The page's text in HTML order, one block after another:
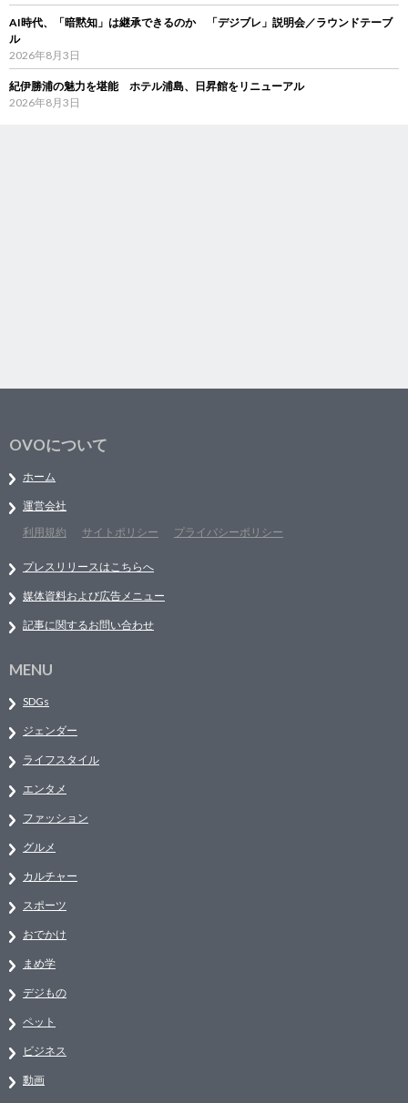
AI時代、「暗黙知」は継承できるのか 「デジブレ」説明会／ラウンドテーブ
ル
2026年8月3日
紀伊勝浦の魅力を堪能 ホテル浦島、日昇館をリニューアル
2026年8月3日
OVOについて
ホーム
運営会社
利用規約
サイトポリシー プライバシーポリシー
プレスリリースはこちらへ
媒体資料および広告メニュー
記事に関するお問い合わせ
MENU
SDGs
ジェンダー
ライフスタイル
エンタメ
ファッション
グルメ
カルチャー
スポーツ
おでかけ
まめ学
デジもの
ペット
ビジネス
動画